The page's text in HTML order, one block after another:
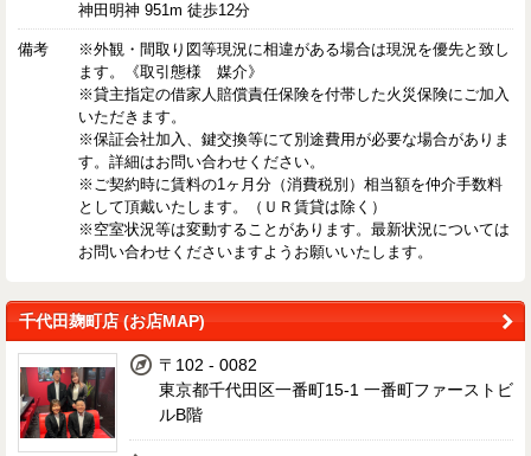
神田明神 951m 徒歩12分
備考
※外観・間取り図等現況に相違がある場合は現況を優先と致し
ます。《取引態様 媒介》
※貸主指定の借家人賠償責任保険を付帯した火災保険にご加入
いただきます。
※保証会社加入、鍵交換等にて別途費用が必要な場合がありま
す。詳細はお問い合わせください。
※ご契約時に賃料の1ヶ月分（消費税別）相当額を仲介手数料
として頂戴いたします。（ＵＲ賃貸は除く）
※空室状況等は変動することがあります。最新状況については
お問い合わせくださいますようお願いいたします。
千代田麹町店 (お店MAP)
〒102 - 0082
東京都千代田区一番町15-1 一番町ファーストビ
ルB階